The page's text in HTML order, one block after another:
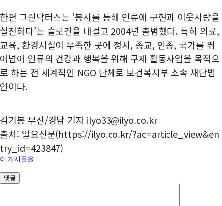
한편 그린닥터스는 ‘봉사를 통해 인류애 구현과 이웃사랑을
실천하다’는 슬로건을 내걸고 2004년 출범했다. 특히 의료,
교육, 환경시설이 부족한 곳에 정치, 종교, 인종, 국가를 뛰
어넘어 인류의 건강과 행복을 위해 구제 활동사업을 목적으
로 하는 전 세계적인 NGO 단체로 보건복지부 소속 재단법
인이다.
김기봉 부산/경남 기자 ilyo33@ilyo.co.kr
출처: 일요신문(https://ilyo.co.kr/?ac=article_view&en
try_id=423847)
이 게시물을
댓글